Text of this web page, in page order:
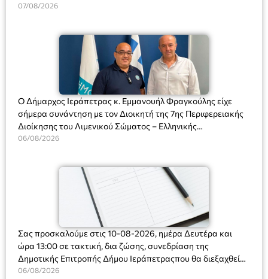
Διευθύντριας του σχολείου κας Μαριάννας Χαΐτα.
07/08/2026
Ο Δήμαρχος Ιεράπετρας κ. Εμμανουήλ Φραγκούλης είχε
σήμερα συνάντηση με τον Διοικητή της 7ης Περιφερειακής
Διοίκησης του Λιμενικού Σώματος – Ελληνικής
Ακτοφυλακής (Λ.Σ.-ΕΛ.ΑΚΤ.), Αρχιπλοίαρχο Λ.Σ. κ. Ιωάννη
06/08/2026
Σας προσκαλούμε στις 10-08-2026, ημέρα Δευτέρα και
ώρα 13:00 σε τακτική, δια ζώσης, συνεδρίαση της
Δημοτικής Επιτροπής Δήμου Ιεράπετραςπου θα διεξαχθεί
στο Δημοτικό Κατάστημα, Δημοκρατίας 31 στην αίθουσα
06/08/2026